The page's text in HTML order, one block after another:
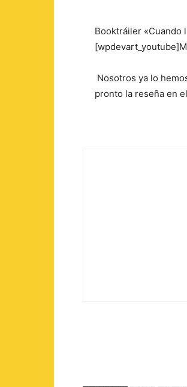
Booktráiler «Cuando
Nosotros ya lo
pronto la reseña en